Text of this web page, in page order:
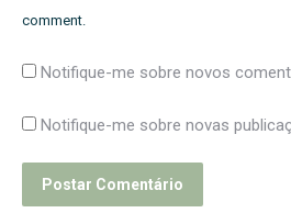
comment.
Notifique-me sobre novos
Notifique-me sobre novas
Postar Comentário